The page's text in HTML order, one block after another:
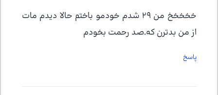
خخخخخ من ۲۹ شدم خودمو باختم حالا دیدم مات
از من بدترن که.صد رحمت بخودم
پاسخ